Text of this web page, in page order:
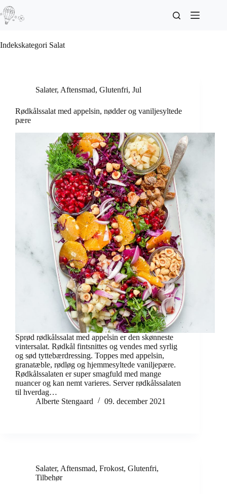
Indekskategori Salat
Salater, Aftensmad, Glutenfri, Jul
Rødkålssalat med appelsin, nødder og vaniljesyltede
pære
Sprød rødkålssalat med appelsin er den skønneste
vintersalat. Rødkål fintsnittes og vendes med syrlig
og sød tyttebærdressing. Toppes med appelsin,
granatæble, rødløg og hjemmesyltede vaniljepære.
Rødkålssalaten er super smagfuld med mange
nuancer og kan nemt varieres. Server rødkålssalaten
til hverdag…
Alberte Stengaard
09. december 2021
Salater, Aftensmad, Frokost, Glutenfri,
Tilbehør